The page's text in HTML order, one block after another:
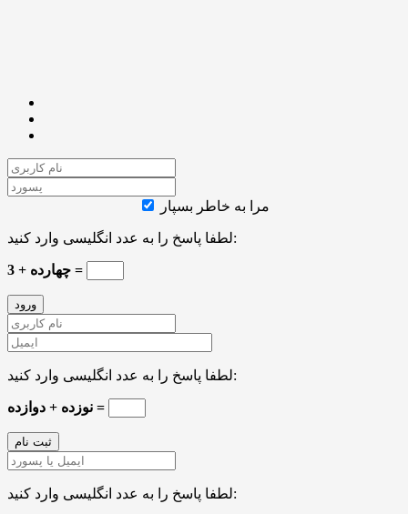
مرا به خاطر بسپار
لطفا پاسخ را به عدد انگلیسی وارد کنید:
3 + چهارده =
لطفا پاسخ را به عدد انگلیسی وارد کنید:
نوزده + دوازده =
لطفا پاسخ را به عدد انگلیسی وارد کنید: